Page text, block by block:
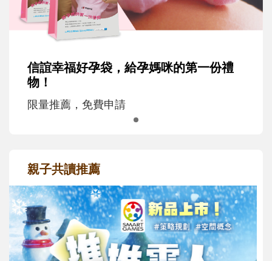
信誼幸福好孕袋，給孕媽咪的第一份禮
物！
限量推薦，免費申請
親子共讀推薦